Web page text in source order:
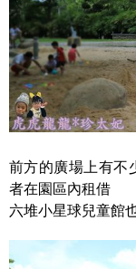
前方的廣場上有不
者在園區內租借
六堆小星球兒童館